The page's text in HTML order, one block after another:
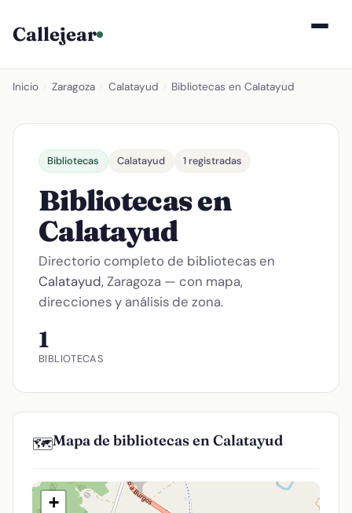
Callejear
Inicio Zaragoza Calatayud Bibliotecas en Calatayud
Bibliotecas Calatayud 1 registradas
Bibliotecas en
Calatayud
Directorio completo de bibliotecas en
Calatayud, Zaragoza — con mapa,
direcciones y análisis de zona.
1
BIBLIOTECAS
🗺️Mapa de bibliotecas en Calatayud
+